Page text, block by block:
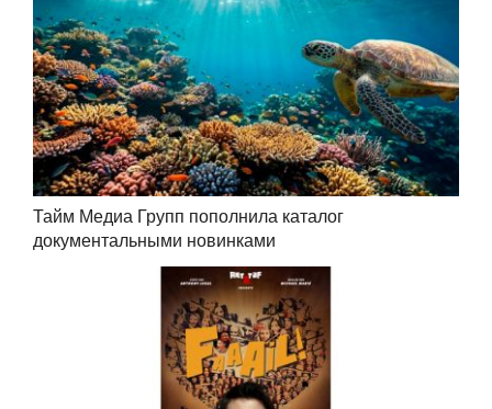
Тайм Медиа Групп пополнила каталог
документальными новинками